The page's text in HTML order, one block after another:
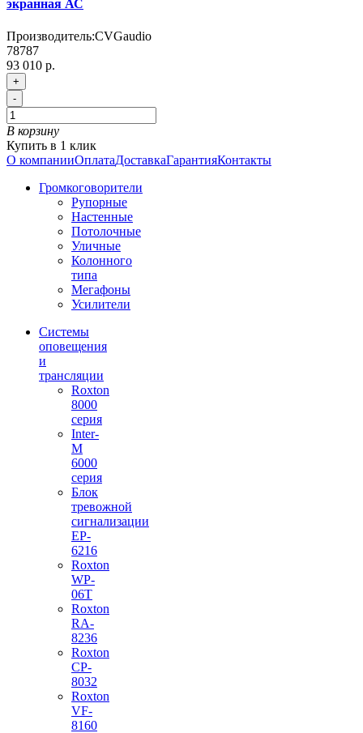
экранная АС
Производитель:CVGaudio
78787
93 010 р.
+
-
В корзину
Купить в 1 клик
О компанииОплатаДоставкаГарантияКонтакты
Громкоговорители
Рупорные
Настенные
Потолочные
Уличные
Колонного
типа
Мегафоны
Усилители
Системы
оповещения
и
трансляции
Roxton
8000
серия
Inter-
M
6000
серия
Блок
тревожной
сигнализации
EP-
6216
Roxton
WP-
06T
Roxton
RA-
8236
Roxton
CP-
8032
Roxton
VF-
8160